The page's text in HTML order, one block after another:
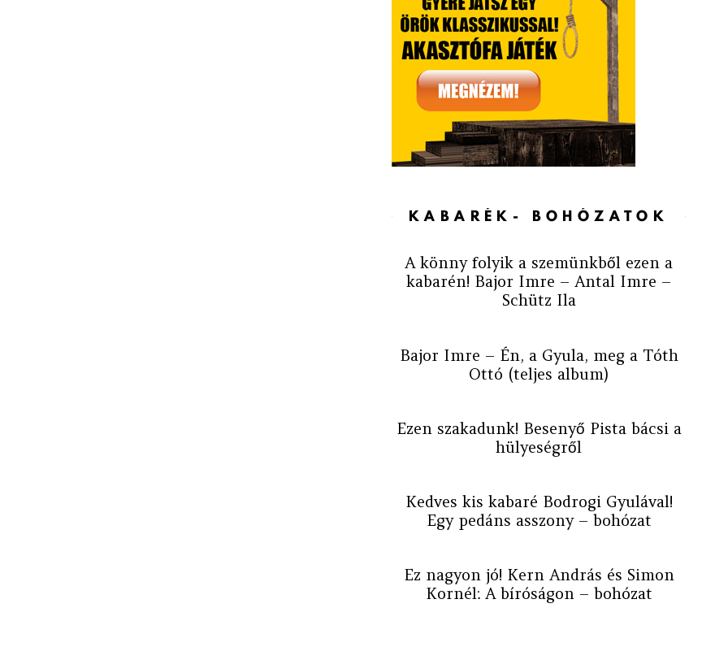
KABARÉK- BOHÓZATOK
A könny folyik a szemünkből ezen a
kabarén! Bajor Imre – Antal Imre –
Schütz Ila
Bajor Imre – Én, a Gyula, meg a Tóth
Ottó (teljes album)
Ezen szakadunk! Besenyő Pista bácsi a
hülyeségről
Kedves kis kabaré Bodrogi Gyulával!
Egy pedáns asszony – bohózat
Ez nagyon jó! Kern András és Simon
Kornél: A bíróságon – bohózat